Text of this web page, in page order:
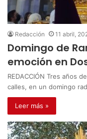
Redacción 11 abril,
Domingo de
emoción en
REDACCIÓN Tres años
calles, en un domingo
Leer más »